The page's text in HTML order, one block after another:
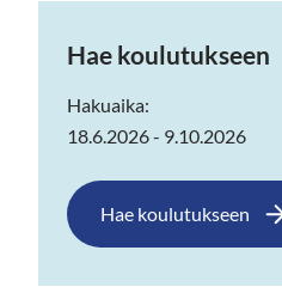
Hae koulutukseen
Hakuaika:
18.6.2026 - 9.10.2026
Hae koulutukseen